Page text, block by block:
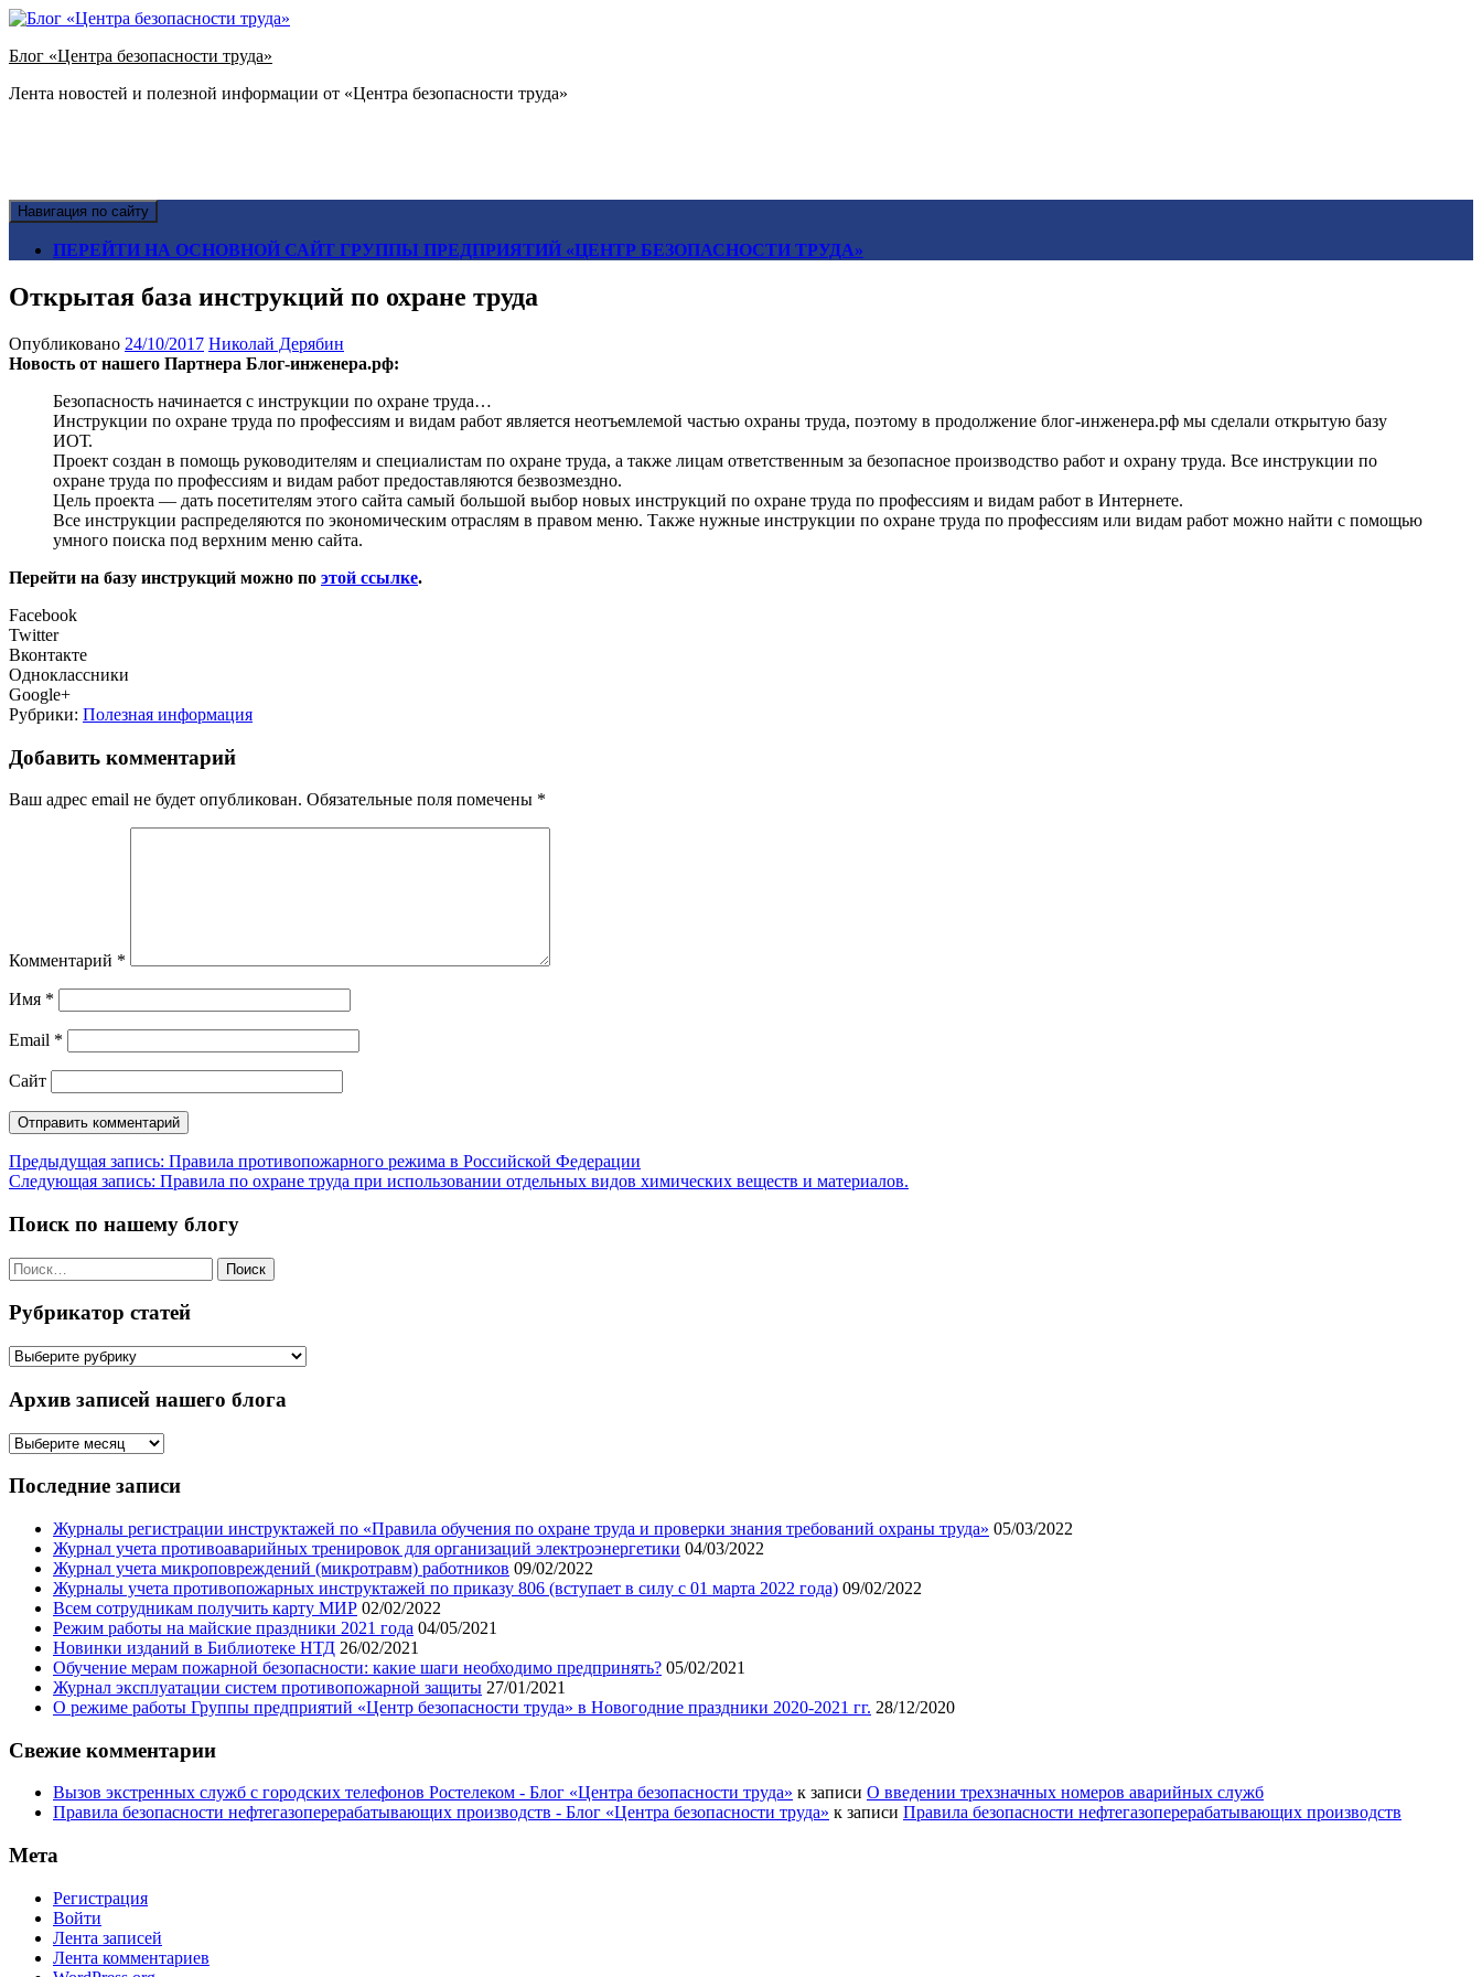
Блог «Центра безопасности труда»
Лента новостей и полезной информации от «Центра безопасности труда»
Навигация по сайту
ПЕРЕЙТИ НА ОСНОВНОЙ САЙТ ГРУППЫ ПРЕДПРИЯТИЙ «ЦЕНТР БЕЗОПАСНОСТИ ТРУДА»
Открытая база инструкций по охране труда
Опубликовано 24/10/2017 Николай Дерябин
Новость от нашего Партнера Блог-инженера.рф:
Безопасность начинается с инструкции по охране труда…
Инструкции по охране труда по профессиям и видам работ является неотъемлемой частью охраны труда, поэтому в продолжение блог-инженера.рф мы сделали открытую базу
ИОТ.
Проект создан в помощь руководителям и специалистам по охране труда, а также лицам ответственным за безопасное производство работ и охрану труда. Все инструкции по
охране труда по профессиям и видам работ предоставляются безвозмездно.
Цель проекта — дать посетителям этого сайта самый большой выбор новых инструкций по охране труда по профессиям и видам работ в Интернете.
Все инструкции распределяются по экономическим отраслям в правом меню. Также нужные инструкции по охране труда по профессиям или видам работ можно найти с помощью
умного поиска под верхним меню сайта.
Перейти на базу инструкций можно по этой ссылке.
Facebook
Twitter
Вконтакте
Одноклассники
Google+
Рубрики: Полезная информация
Добавить комментарий
Ваш адрес email не будет опубликован. Обязательные поля помечены *
Комментарий *
Имя *
Email *
Сайт
Навигация
по
записям
Предыдущая запись: Правила противопожарного режима в Российской Федерации
Следующая запись: Правила по охране труда при использовании отдельных видов химических веществ и материалов.
Поиск по нашему блогу
Найти:
Рубрикатор статей
Рубрикатор
Архив записей нашего блога
Архив
нашего
Последние записи
Журналы регистрации инструктажей по «Правила обучения по охране труда и проверки знания требований охраны труда» 05/03/2022
Журнал учета противоаварийных тренировок для организаций электроэнергетики 04/03/2022
Журнал учета микроповреждений (микротравм) работников 09/02/2022
Журналы учета противопожарных инструктажей по приказу 806 (вступает в силу с 01 марта 2022 года) 09/02/2022
Всем сотрудникам получить карту МИР 02/02/2022
Режим работы на майские праздники 2021 года 04/05/2021
Новинки изданий в Библиотеке НТД 26/02/2021
Обучение мерам пожарной безопасности: какие шаги необходимо предпринять? 05/02/2021
Журнал эксплуатации систем противопожарной защиты 27/01/2021
О режиме работы Группы предприятий «Центр безопасности труда» в Новогодние праздники 2020-2021 гг. 28/12/2020
Свежие комментарии
Вызов экстренных служб с городских телефонов Ростелеком - Блог «Центра безопасности труда» к записи О введении трехзначных номеров аварийных служб
Правила безопасности нефтегазоперерабатывающих производств - Блог «Центра безопасности труда» к записи Правила безопасности нефтегазоперерабатывающих производств
Мета
Регистрация
Войти
Лента записей
Лента комментариев